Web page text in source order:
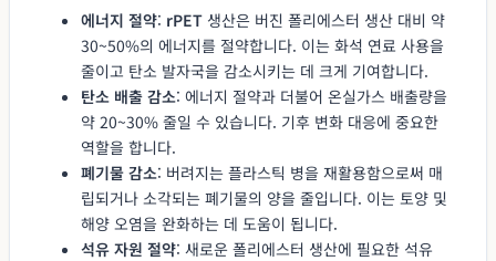
에너지 절약: rPET 생산은 버진 폴리에스터 생산 대비 약
30~50%의 에너지를 절약합니다. 이는 화석 연료 사용을
줄이고 탄소 발자국을 감소시키는 데 크게 기여합니다.
탄소 배출 감소: 에너지 절약과 더불어 온실가스 배출량을
약 20~30% 줄일 수 있습니다. 기후 변화 대응에 중요한
역할을 합니다.
폐기물 감소: 버려지는 플라스틱 병을 재활용함으로써 매
립되거나 소각되는 폐기물의 양을 줄입니다. 이는 토양 및
해양 오염을 완화하는 데 도움이 됩니다.
석유 자원 절약: 새로운 폴리에스터 생산에 필요한 석유